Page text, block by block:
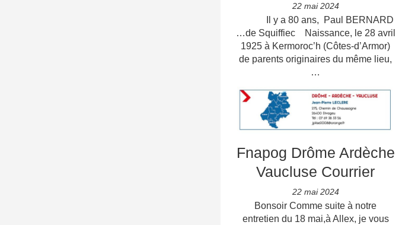
22 mai 2024
Il y a 80 ans, Paul BERNARD
…de Squiffiec Naissance, le 28 avril
1925 à Kermoroc’h (Côtes-d’Armor)
de parents originaires du même lieu,
…
Fnapog Drôme Ardèche
Vaucluse Courrier
22 mai 2024
Bonsoir Comme suite à notre
entretien du 18 mai,à Allex, je vous